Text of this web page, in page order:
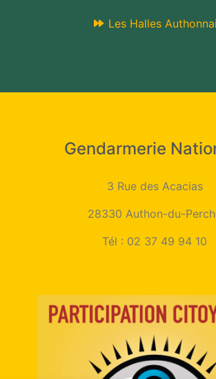
Les Halles
Gendarmerie
3 Rue des Acacias
28330 Authon-du-
Tél : 02 37 49 94 10